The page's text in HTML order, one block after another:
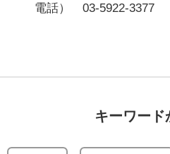
電話） 03-5922-3377
キーワード